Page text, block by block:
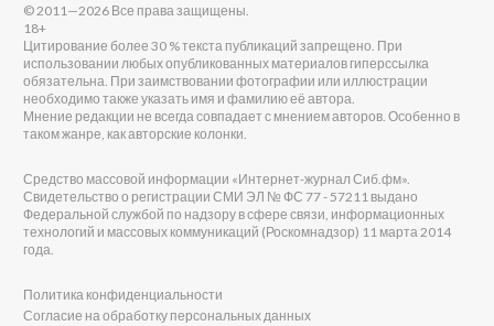
© 2011—2026 Все права защищены.
18+
Цитирование более 30 % текста публикаций запрещено. При
использовании любых опубликованных материалов гиперссылка
обязательна. При заимствовании фотографии или иллюстрации
необходимо также указать имя и фамилию её автора.
Мнение редакции не всегда совпадает с мнением авторов. Особенно в
таком жанре, как авторские колонки.
Средство массовой информации «Интернет-журнал Сиб.фм».
Свидетельство о регистрации СМИ ЭЛ № ФС 77 - 57211 выдано
Федеральной службой по надзору в сфере связи, информационных
технологий и массовых коммуникаций (Роскомнадзор) 11 марта 2014
года.
Политика конфиденциальности
Согласие на обработку персональных данных